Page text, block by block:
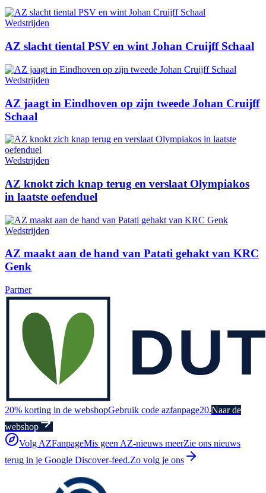
Wedstrijden
AZ slacht tiental PSV en wint Johan Cruijff Schaal
Wedstrijden
AZ jaagt in Eindhoven op zijn tweede Johan Cruijff
Schaal
Wedstrijden
AZ knokt zich knap terug en verslaat Olympiakos
in laatste oefenduel
Wedstrijden
AZ maakt aan de hand van Patati gehakt van KRC
Genk
Partner
20% korting in de webshopGebruik code azfanpage20.Naar de
webshop
Volg AZFanpageMis geen AZ-nieuws meerZie ons nieuws
terug in je Google Discover-feed.Zo volg je ons